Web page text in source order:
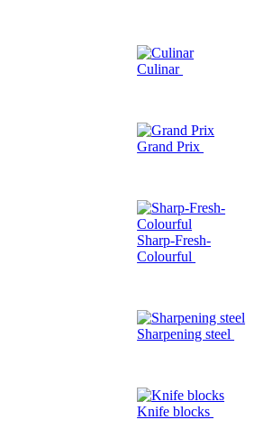
Culinar
Grand Prix
Sharp-Fresh-
Colourful
Sharpening steel
Knife blocks